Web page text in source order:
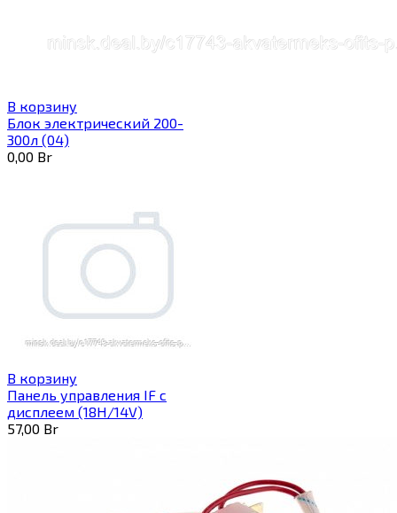
В корзину
Блок электрический 200-
300л (04)
0,00 Br
В корзину
Панель управления IF с
дисплеем (18H/14V)
57,00 Br